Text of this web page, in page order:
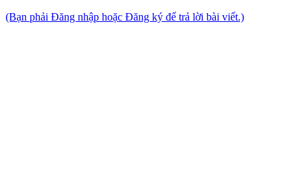
(Bạn phải Đăng nhập hoặc Đăng ký để trả lời bài viết.)